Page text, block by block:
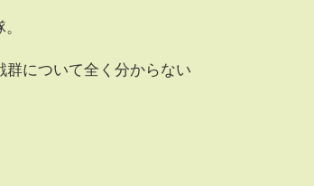
群について全く分からない